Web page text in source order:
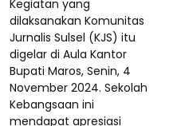
Kegiatan yang
dilaksanakan Komunitas
Jurnalis Sulsel (KJS) itu
digelar di Aula Kantor
Bupati Maros, Senin, 4
November 2024. Sekolah
Kebangsaan ini
mendapat apresiasi